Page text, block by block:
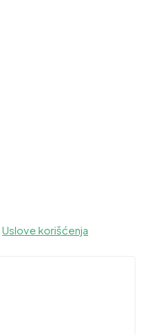
Uslove korišćenja